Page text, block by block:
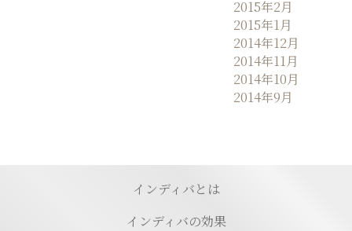
2015年2月
2015年1月
2014年12月
2014年11月
2014年10月
2014年9月
インディバとは
インディバの効果